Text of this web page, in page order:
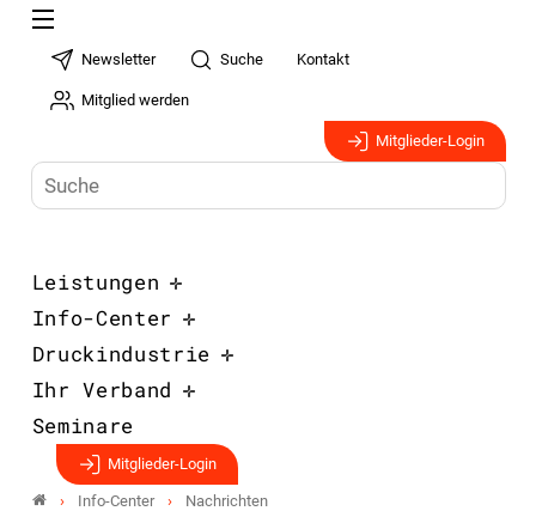
Newsletter Suche Kontakt
Mitglied werden
Mitglieder-Login
Leistungen
Info-Center
Druckindustrie
Ihr Verband
Seminare
Mitglieder-Login
Info-Center
Nachrichten